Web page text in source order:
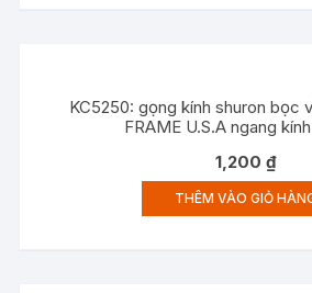
KC5250: gọng kính shuron bọc
FRAME U.S.A ngang
1,200₫
THÊM VÀO GIỎ